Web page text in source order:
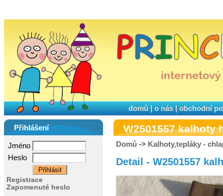
domů|o nás|obchodní
Přihlášení
Jméno
Heslo
Registrace
Zapomenuté heslo
W2501557 kalhoty
Domů -> Kalhoty,tepláky -
Detail - W2501557